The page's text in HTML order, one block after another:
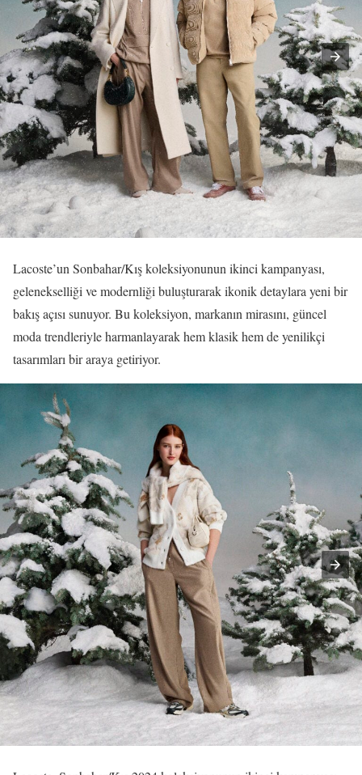
Lacoste’un Sonbahar/Kış koleksiyonunun ikinci kampanyası,
gelenekselliği ve modernliği buluşturarak ikonik detaylara yeni bir
bakış açısı sunuyor. Bu koleksiyon, markanın mirasını, güncel
moda trendleriyle harmanlayarak hem klasik hem de yenilikçi
tasarımları bir araya getiriyor.